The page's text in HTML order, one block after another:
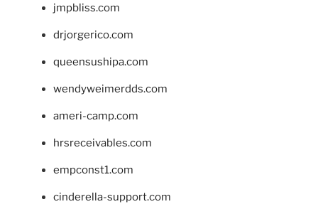
jmpbliss.com
drjorgerico.com
queensushipa.com
wendyweimerdds.com
ameri-camp.com
hrsreceivables.com
empconst1.com
cinderella-support.com